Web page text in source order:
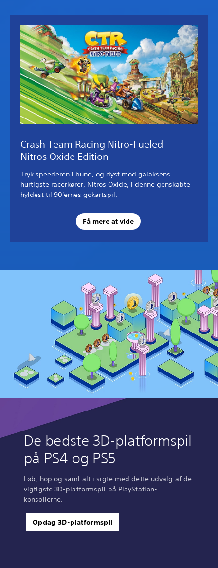
Crash Team Racing Nitro-Fueled –
Nitros Oxide Edition
Tryk speederen i bund, og dyst mod galaksens
hurtigste racerkører, Nitros Oxide, i denne genskabte
hyldest til 90'ernes gokartspil.
Få mere at vide
De bedste 3D-platformspil
på PS4 og PS5
Løb, hop og saml alt i sigte med dette udvalg af de
vigtigste 3D-platformspil på PlayStation-
konsollerne.
Opdag 3D-platformspil